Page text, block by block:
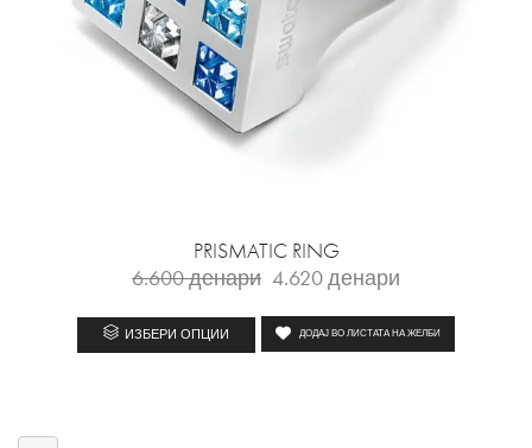
PRISMATIC RING
6.600денари 4.620денари
ИЗБЕРИ ОПЦИИ ДОДАЈ ВО ЛИСТАТА НА ЖЕЛБИ